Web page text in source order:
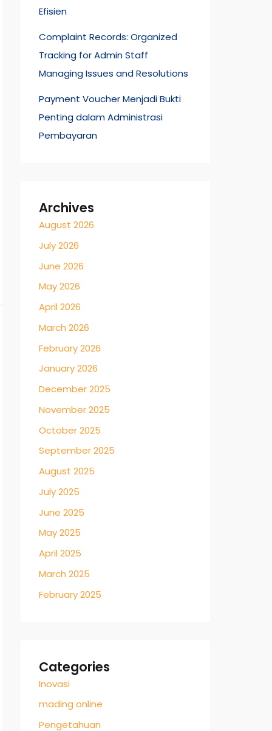
Efisien
Complaint Records: Organized
Tracking for Admin Staff
Managing Issues and Resolutions
Payment Voucher Menjadi Bukti
Penting dalam Administrasi
Pembayaran
Archives
August 2026
July 2026
June 2026
May 2026
April 2026
March 2026
February 2026
January 2026
December 2025
November 2025
October 2025
September 2025
August 2025
July 2025
June 2025
May 2025
April 2025
March 2025
February 2025
Categories
Inovasi
mading online
Pengetahuan